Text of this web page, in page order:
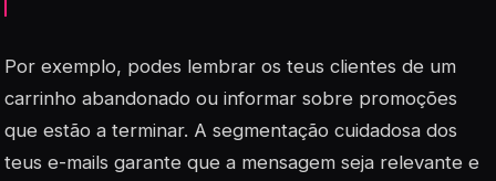
Por exemplo, podes lembrar os teus clientes de um
carrinho abandonado ou informar sobre promoções
que estão a terminar. A segmentação cuidadosa dos
teus e-mails garante que a mensagem seja relevante e